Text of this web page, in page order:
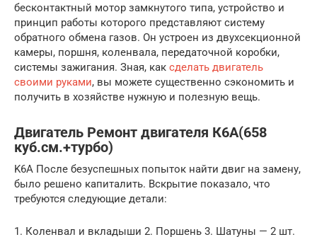
бесконтактный мотор замкнутого типа, устройство и
принцип работы которого представляют систему
обратного обмена газов. Он устроен из двухсекционной
камеры, поршня, коленвала, передаточной коробки,
системы зажигания. Зная, как сделать двигатель
своими руками, вы можете существенно сэкономить и
получить в хозяйстве нужную и полезную вещь.
Двигатель Ремонт двигателя К6А(658
куб.см.+турбо)
K6A После безуспешных попыток найти двиг на замену,
было решено капиталить. Вскрытие показало, что
требуются следующие детали:
1. Коленвал и вкладыши 2. Поршень 3. Шатуны — 2 шт.